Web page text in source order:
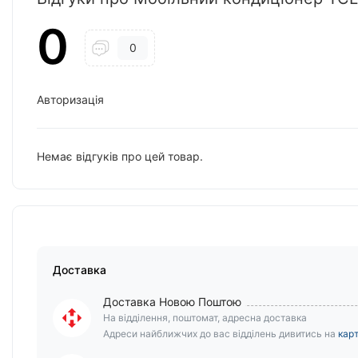
0 0
Авторизація
Немає відгуків про цей товар.
Доставка
Доставка Новою Поштою
На відділення, поштомат, адресна доставка
Адреси найближчих до вас відділень дивитись на